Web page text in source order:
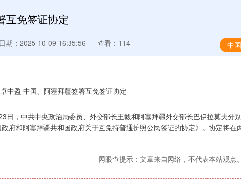
互免签证协定
中国
日期：2025-10-09 16:35:56 查看：114
，中共中央政治局委员、外交部长王毅和阿塞拜疆外交部长巴伊拉莫夫分
府和阿塞拜疆共和国政府关于互免持普通护照公民签证的协定》。协定将在
网眼查提示：文章来自网络，不代表本站观点。